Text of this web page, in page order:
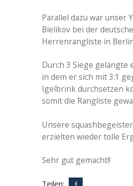
Parallel dazu war unser
Bielikov bei der
Herrenrangliste in
Durch 3 Siege gelangte
in dem er sich mit 3:1
Igelbrink durchsetzen
somit die Rangliste
Unsere
erzielten wieder tolle
Sehr gut gemacht!!
Teilen: